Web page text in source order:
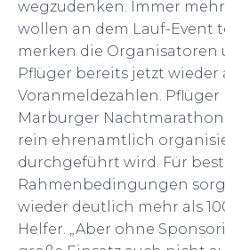
wegzudenken. Immer
wollen an dem Lauf-Event
merken die Organisatoren
Pflüger bereits jetzt wieder
Voranmeldezahlen. Pflüger
Marburger
rein ehrenamtlich
durchgeführt wird. Für
Rahmenbedingungen
wieder deutlich mehr als
Helfer. „Aber ohne